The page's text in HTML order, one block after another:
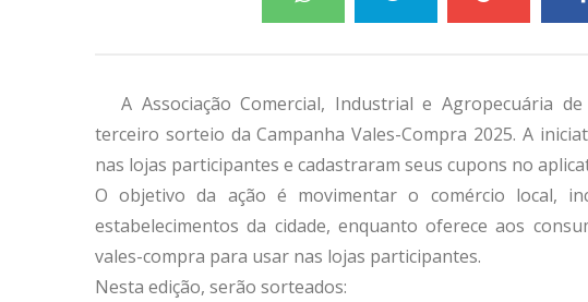
A Associação Comercial, Industrial e Agropecuária
terceiro sorteio da Campanha Vales-Compra 2025. A
nas lojas participantes e cadastraram seus cupons no
O objetivo da ação é movimentar o comércio local,
estabelecimentos da cidade, enquanto oferece aos
vales-compra para usar nas lojas participantes.
Nesta edição, serão sorteados: